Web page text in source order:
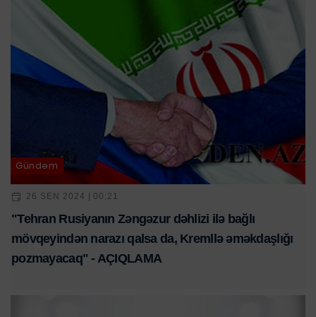
Gündəm
26 SEN 2024 | 00:21
"Tehran Rusiyanın Zəngəzur dəhlizi ilə bağlı
mövqeyindən narazı qalsa da, Kremllə əməkdaşlığı
pozmayacaq" - AÇIQLAMA